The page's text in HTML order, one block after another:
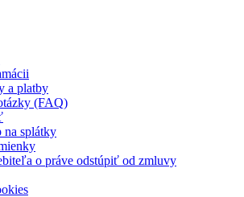
a platby
(FAQ)
na splátky
o práve odstúpiť od zmluvy